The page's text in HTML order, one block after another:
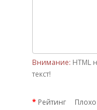
Внимание: HTML
текст!
Рейтинг Плохо